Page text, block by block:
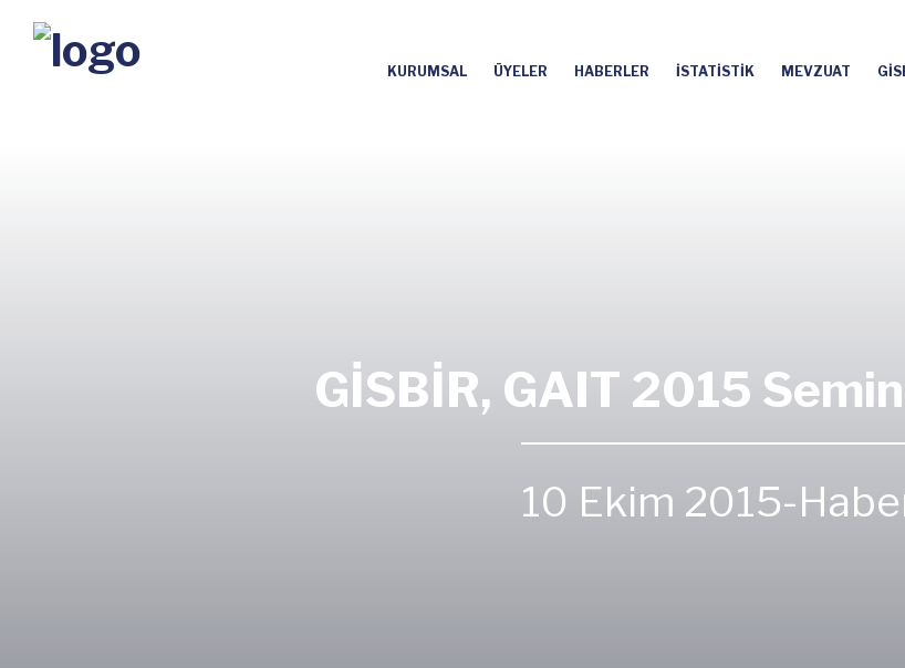
KURUMSAL ÜYELER HABERLER İSTATİSTİK MEVZUAT
GİSBİR, GAIT 2015
10 Ekim 2015-